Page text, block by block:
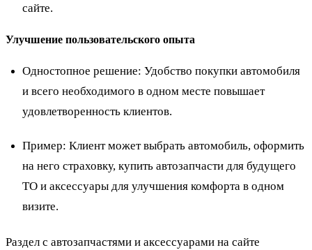
сайте.
Улучшение пользовательского опыта
Одностопное решение: Удобство покупки автомобиля
и всего необходимого в одном месте повышает
удовлетворенность клиентов.
Пример: Клиент может выбрать автомобиль, оформить
на него страховку, купить автозапчасти для будущего
ТО и аксессуары для улучшения комфорта в одном
визите.
Раздел с автозапчастями и аксессуарами на сайте